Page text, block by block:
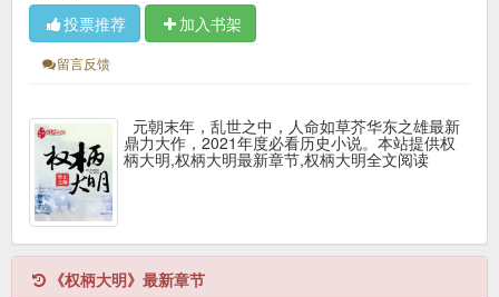
投票推荐
加入书架
留言反馈
元朝末年，乱世之中，人命如草芥华东之雄最新
鼎力大作，2021年度必看历史小说。本站提供权
柄大明,权柄大明最新章节,权柄大明全文阅读
《权柄大明》最新章节